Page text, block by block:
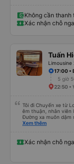
Không cần thanh
Xác nhận chỗ
Tuấn
Limousine
17:00 •
5 giờ
22:50 •
Tôi đi Chuyến xe từ
êm thuận, nhân viên lễ độ, tài xế
Đường xa muôn dặm
nghiêm cẩn, hiếm
Xem thêm
Xác nhận chỗ